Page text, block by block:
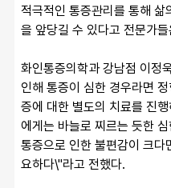
적극적인 통증관리를 통해 삶
을 앞당길 수 있다고 전문가
화인통증의학과 강남점 이정
인해 통증이 심한 경우라면
증에 대한 별도의 치료를 진
에게는 바늘로 찌르는 듯한
통증으로 인한 불편감이 크다
요하다\"라고 전했다.